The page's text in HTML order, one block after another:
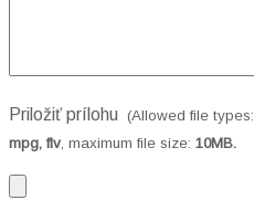
Priložiť prílohu (Allowed file types:
mpg, flv , maximum file size: 10MB.